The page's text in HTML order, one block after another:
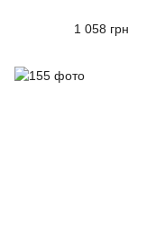
1 058 грн